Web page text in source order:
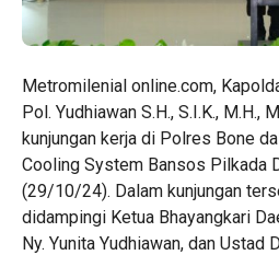
Metromilenial online.com,
Pol. Yudhiawan S.H., S.I.K., M.H.,
kunjungan kerja di Polres Bone
Cooling System Bansos Pilkada
(29/10/24). Dalam kunjungan
didampingi Ketua Bhayangkari
Ny. Yunita Yudhiawan, dan Ustad